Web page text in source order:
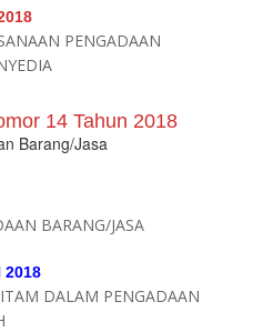
PENGADAAN
mor 14 Tahun 2018
n Barang/Jasa
BARANG/JASA
2018
DALAM PENGADAAN